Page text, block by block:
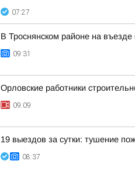
07:27
В Троснянском районе на
09:31
Орловские работники
09:09
19 выездов за сутки: тушение
08:37